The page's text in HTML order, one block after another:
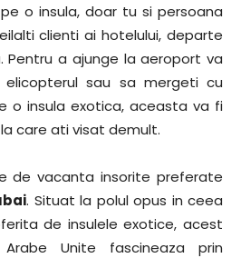
o insula, doar tu si persoana
clienti ai hotelului, departe
a ajunge la aeroport va
sau sa mergeti cu
o insula exotica, aceasta va fi
care ati visat demult.
de vacanta insorite preferate
. Situat la polul opus in ceea
de insulele exotice, acest
Unite fascineaza prin